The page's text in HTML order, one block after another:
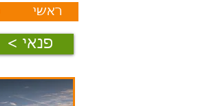
ראשי
< פנאי